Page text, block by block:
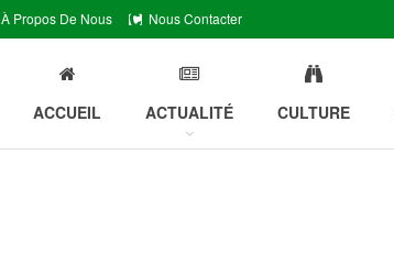
À Propos De Nous Nous Contacter
ACCUEIL ACTUALITÉ CULTURE